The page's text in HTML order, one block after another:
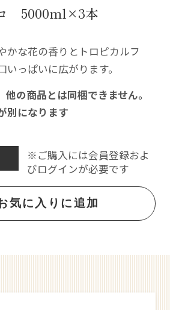
5000ml×3本
かな花の香りとトロピカルフ
っぱいに広がります。
の商品とは同梱できません。
別になります
※ご購入には会員登録およ
びログインが必要です
気に入りに追加